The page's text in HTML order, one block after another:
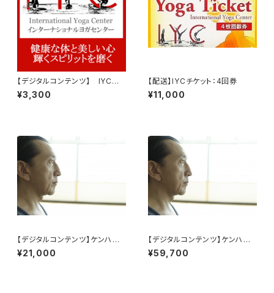
【デジタルコンテンツ】 IYCチ
ケット：1回券
¥3,300
【配送】IYCチケット：4回券
¥11,000
【デジタルコンテンツ】ケンハラ
クマ早朝マイソールパス
¥21,000
【デジタルコンテンツ】ケンハラ
クマ早朝マイソール3ヶ月パス
¥59,700